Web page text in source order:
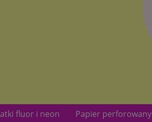
fluor i neon Papier perforowany